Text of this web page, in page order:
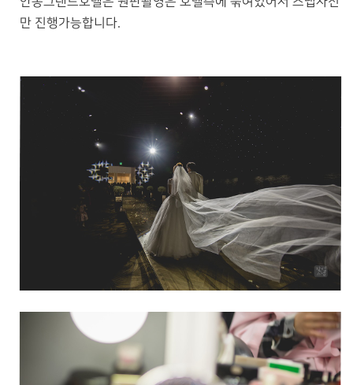
만 진행가능합니다.